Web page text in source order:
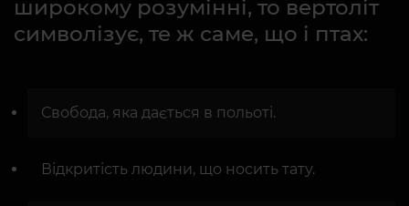
широкому розумінні, то вертоліт
символізує, те ж саме, що і птах:
Свобода, яка дається в польоті.
Відкритість людини, що носить тату.